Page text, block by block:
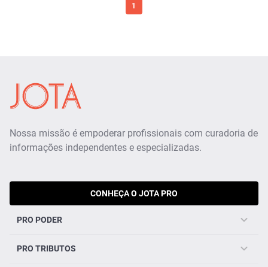
1
Nossa missão é empoderar profissionais com curadoria de
informações independentes e especializadas.
CONHEÇA O JOTA PRO
PRO PODER
PRO TRIBUTOS